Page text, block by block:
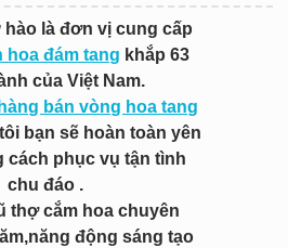
là đơn vị cung cấp
hoa đám tang khắp 63
của Việt Nam.
bán vòng hoa tang
bạn sẽ hoàn toàn yên
cách phục vụ tận tình
chu đáo .
thợ cắm hoa chuyên
động sáng tạo